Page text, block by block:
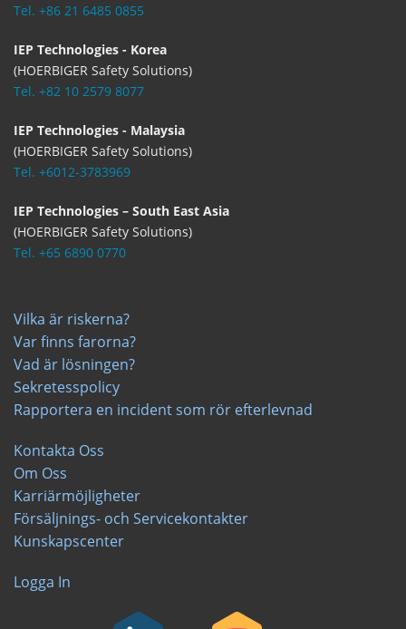
Tel. +86 21 6485 0855
IEP Technologies - Korea
(HOERBIGER Safety Solutions)
Tel. +82 10 2579 8077
IEP Technologies - Malaysia
(HOERBIGER Safety Solutions)
Tel. +6012-3783969
IEP Technologies – South East Asia
(HOERBIGER Safety Solutions)
Tel. +65 6890 0770
Vilka är riskerna?
Var finns farorna?
Vad är lösningen?
Sekretesspolicy
Rapportera en incident som rör efterlevnad
Kontakta Oss
Om Oss
Karriärmöjligheter
Försäljnings- och Servicekontakter
Kunskapscenter
Logga In